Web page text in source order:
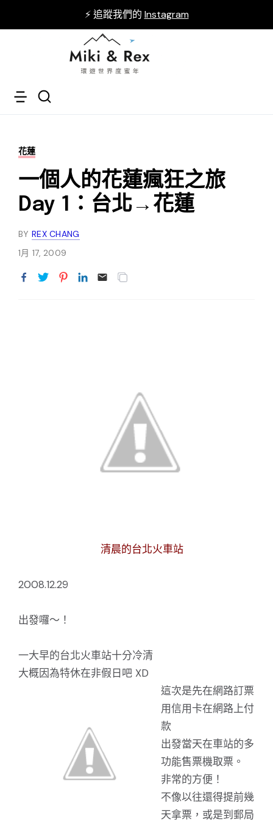
⚡ 追蹤我們的 Instagram
花蓮
一個人的花蓮瘋狂之旅
Day 1：台北→花蓮
BY REX CHANG
1月 17, 2009
清晨的台北火車站
2008.12.29
出發囉～！
一大早的台北火車站十分冷清
大概因為特休在非假日吧 XD
這次是先在網路訂票
用信用卡在網路上付
款
出發當天在車站的多
功能售票機取票。
非常的方便！
不像以往還得提前幾
天拿票，或是到郵局